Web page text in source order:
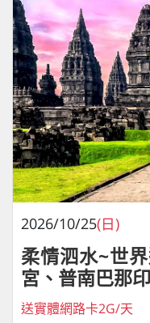
2026/10/25(日)
柔情泗水~世
宮、普南巴那
送實體網路卡2G/天